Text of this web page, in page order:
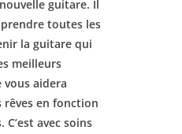
guitare. Il
toutes les
la guitare qui
meilleurs
aidera
en fonction
avec soins